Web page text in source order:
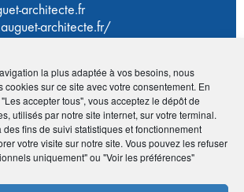
la plus adaptée à vos besoins, nous
cookies sur ce site avec votre consentement. En
accepter tous", vous acceptez le dépôt de
utilisés par notre site internet, sur votre terminal.
fins de suivi statistiques et fonctionnement
votre visite sur notre site. Vous pouvez les refuser
uniquement" ou "Voir les préférences"
architecte.fr
architecte.fr/